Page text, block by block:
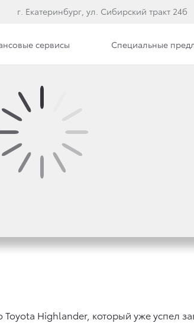
г. Екатеринбург, ул. Сибирский тракт 24б
сервисы Специальные
Вакансии
НОВОГО
Highlander, который уже успел